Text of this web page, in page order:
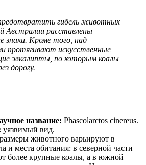
гибель животных
Австралии расставлены
знаки. Кроме того, над
протягивают искусственные
эвкалипты, по которым коалы
дорогу.
название: Phascolarctos cinereus.
уязвимый вид.
размеры животного варьируют в
и места обитания: в северной части
более крупные коалы, а в южной